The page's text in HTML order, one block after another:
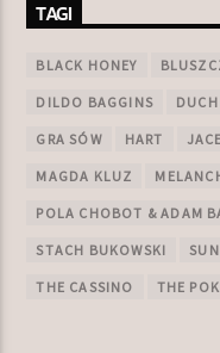
TAGI
BLACK HONEY
DILDO BAGGINS
GRA SÓW HART
MAGDA KLUZ
POLA CHOBOT & ADAM
STACH BUKOWSKI
THE CASSINO THE